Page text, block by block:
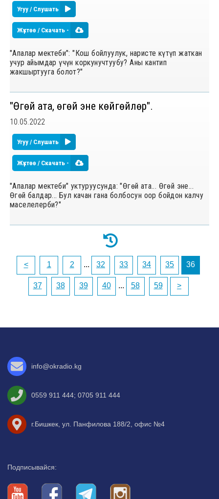
Угуу / Слушать
Жүктөө / Скачать -
"Апалар мектеби": "Кош бойлуулук, наристе күтүп жаткан
учур айымдар үчүн коркунучтуубу? Аны кантип
жакшыртууга болот?"
"Өгөй ата, өгөй эне көйгөйлөрү".
10.05.2022
Угуу / Слушать
Жүктөө / Скачать -
"Апалар мектеби" уктуруусунда: "Өгөй ата... Өгөй эне...
Өгөй балдар... Бул качан гана болбосун оор бойдон калчу
маселелерби?"
< 1 2 ... 32 33 34 35 36
37 38 39 40 ... 58 59 >
info@okradio.kg
0559 911 444; 0705 911 444
г.Бишкек, ул. Панфилова 188/2, офис №4
Подписывайся: